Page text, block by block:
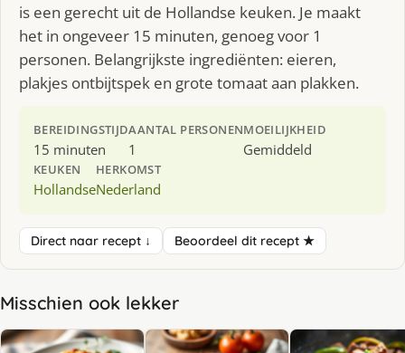
is een gerecht uit de Hollandse keuken. Je maakt
het in ongeveer 15 minuten, genoeg voor 1
personen. Belangrijkste ingrediënten: eieren,
plakjes ontbijtspek en grote tomaat aan plakken.
BEREIDINGSTIJD
15 minuten
AANTAL PERSONEN
1
MOEILIJKHEID
Gemiddeld
KEUKEN
Hollandse
HERKOMST
Nederland
Direct naar recept ↓ Beoordeel dit recept ★
Misschien ook lekker